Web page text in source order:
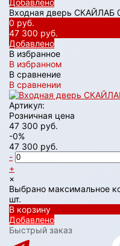
Добавлено
Входная дверь СКАЙЛАБ
0 руб.
47 300 руб.
Добавлено
В избранное
В избранном
В сравнение
В сравнении
Артикул:
Розничная цена
47 300 руб.
-0%
47 300 руб.
-
+
×
Выбрано максимальное
шт.
В корзину
Добавлено
Быстрый заказ